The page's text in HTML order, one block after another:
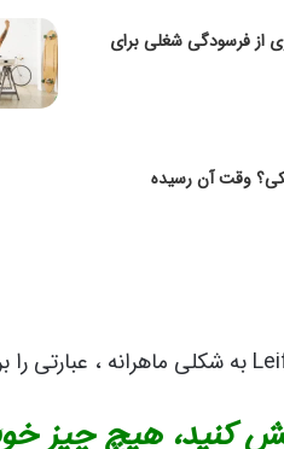
از فرسودگی شغلی برای
وقت آن رسیده
کنید، هیچ چیز